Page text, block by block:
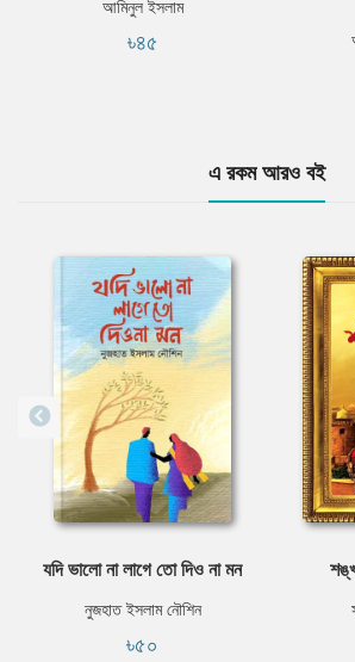
আমিনুল ইসলাম
৳৪৫
এ রকম আরও বই
যদি ভালো না লাগে তো দিও না মন
নুজহাত ইসলাম নৌশিন
৳৫০